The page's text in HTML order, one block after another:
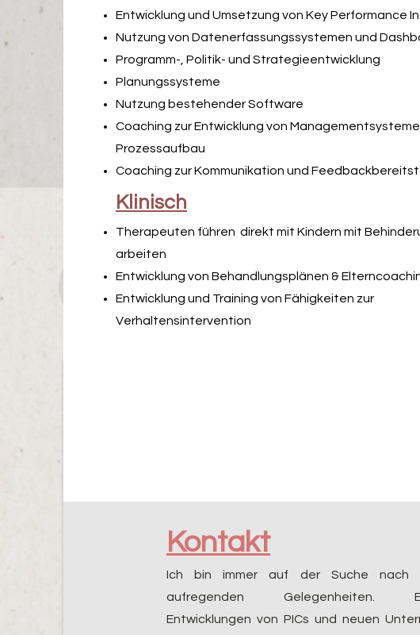
Entwicklung und Umsetzung von Key Performance
Nutzung von Datenerfassungssystemen und
Programm-, Politik- und Strategieentwicklung
Planungssysteme
Nutzung bestehender Software
Coaching zur Entwicklung von
Prozessaufbau
Coaching zur Kommunikation und
Klinisch
Therapeuten führen direkt mit Kindern mit
arbeiten
Entwicklung von Behandlungsplänen &
Entwicklung und Training von Fähigkeiten zur
Verhaltensintervention
Kontakt
Ich bin immer auf der Suche nach
aufregenden Gelegenheiten.
Entwicklungen von PICs und neuen